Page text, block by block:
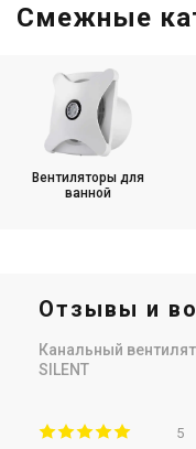
Смежные
Вентиляторы для
ванной
Отзывы и
Канальный
SILENT
5